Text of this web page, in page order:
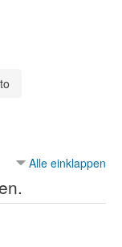
Alle einklappen